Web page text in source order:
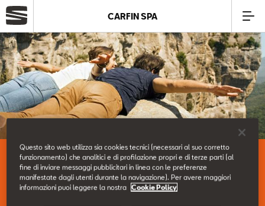
Azienda
Modelli
Service
CARFIN SPA
Le nostre Offerte Service.
Questo sito web utilizza sia cookies tecnici (necessari al suo corretto
funzionamento) che analitici e di profilazione propri e di terze parti (al
fine di inviare messaggi pubblicitari in linea con le preferenze
manifestate dagli utenti durante la navigazione). Per avere maggiori
informazioni puoi leggere la nostra
Cookie Policy